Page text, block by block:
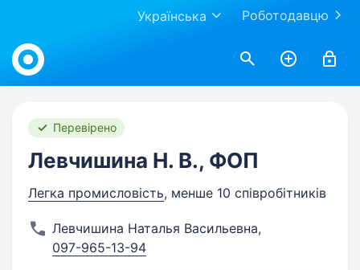
Роботодавцю
Українська
Work.ua
Перевірено
Левчишина Н. В., ФОП
Легка промисловість, менше 10 співробітників
Левчишина Наталья Васильевна,
097-965-13-94